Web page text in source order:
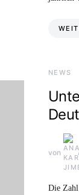
NEWS
von
Die Zahl